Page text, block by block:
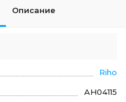
Описание
Riho
AH04115